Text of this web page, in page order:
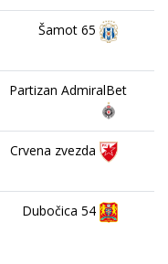
Šamot 65
Partizan AdmiralBet
Crvena zvezda
Dubočica 54